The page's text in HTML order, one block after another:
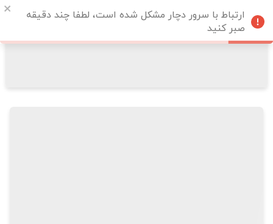
ارتباط با سرور دچار مشکل شده است، لطفا چند دقیقه
صبر کنید